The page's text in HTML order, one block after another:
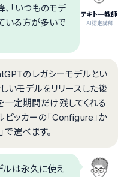
テキトー教師
.AI認定講師
「いつものモデ
いる方が多いで
のレガシーモデルとい
いモデルをリリースした後
一定期間だけ残してくれる
ピッカーの「Configure」か
選べます。
ルは永久に使え